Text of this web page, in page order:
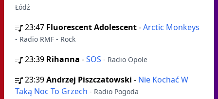
Łódź
23:47 Fluorescent Adolescent-Arctic Monkeys
- Radio RMF - Rock
23:39 Rihanna -SOS - Radio Opole
23:39Andrzej Piszczatowski - Nie Kochać W
Taką Noc To Grzech - Radio Pogoda